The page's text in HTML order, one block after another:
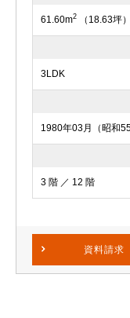
61.60m2 （18.63坪）
3LDK
1980年03月（昭和
3 階 ／ 12 階
資料請求